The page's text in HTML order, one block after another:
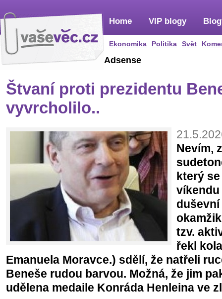
Home
Ekonomika Politika Svět
VIP blogy
Adsense
Štvaní proti prezidentu
vyvrcholilo..
Nevím,
který
tzv.
řekl
Emanuela Moravce.) sdělí, že natřeli
Beneše rudou barvou. Možná, že jim
udělena medaile Konráda Henleina ve